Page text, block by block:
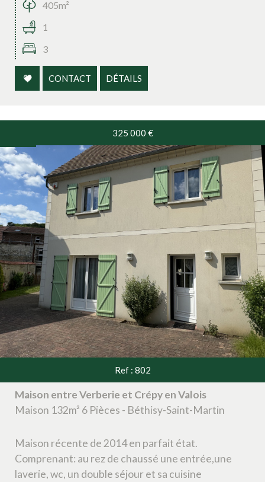
405m²
1
3
CONTACT DÉTAILS
325 000 €
Ref : 802
Maison entre Verberie et Crépy en Valois
Maison 132m² 6 Pièces - Béthisy-Saint-Martin
Maison récente de 2014 en parfait état.
Comprenant: au rez de chaussé une entrée,une
laverie, wc, un double séjour et sa cuisine